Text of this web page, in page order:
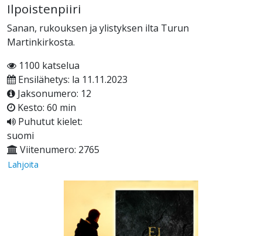
Ilpoistenpiiri
Sanan, rukouksen ja ylistyksen ilta Turun
Martinkirkosta.
1100 katselua
Ensilähetys: la 11.11.2023
Jaksonumero: 12
Kesto: 60 min
Puhutut kielet:
suomi
Viitenumero: 2765
Lahjoita